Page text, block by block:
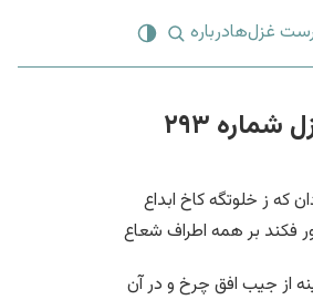
غزل‌هادرباره
شماره ۲۹۳
که ز خلوتگه کاخ ابداع
فکند بر همه اطراف شعاع
از جیب افق چرخ و در آن